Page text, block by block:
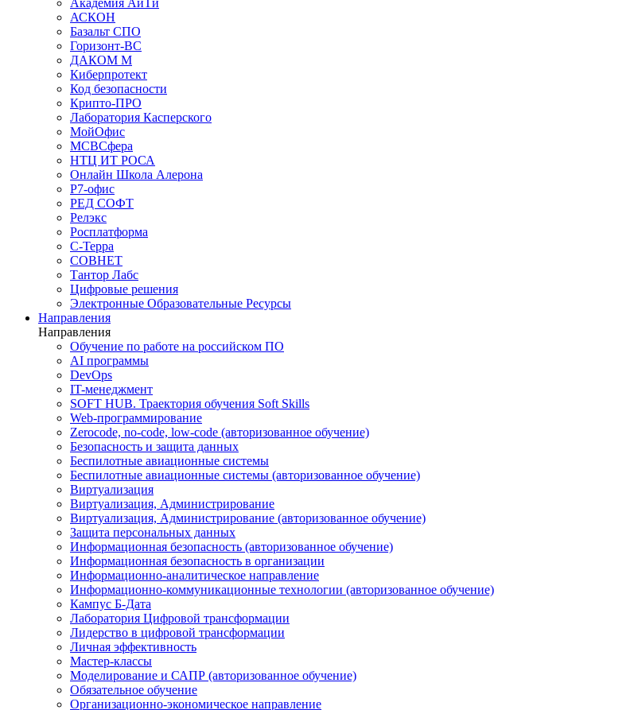
Академия АйТи
АСКОН
Базальт СПО
Горизонт-ВС
ДАКОМ М
Киберпротект
Код безопасности
Крипто-ПРО
Лаборатория Касперского
МойОфис
МСВСфера
НТЦ ИТ РОСА
Онлайн Школа Алерона
Р7-офис
РЕД СОФТ
Релэкс
Росплатформа
С-Терра
СОВНЕТ
Тантор Лабс
Цифровые решения
Электронные Образовательные Ресурсы
Направления
Направления
Обучение по работе на российском ПО
AI программы
DevOps
IT-менеджмент
SOFT HUB. Траектория обучения Soft Skills
Web-программирование
Zerocode, no-code, low-code (авторизованное обучение)
Безопасность и защита данных
Беспилотные авиационные системы
Беспилотные авиационные системы (авторизованное обучение)
Виртуализация
Виртуализация, Администрирование
Виртуализация, Администрирование (авторизованное обучение)
Защита персональных данных
Информационная безопасность (авторизованное обучение)
Информационная безопасность в организации
Информационно-аналитическое направление
Информационно-коммуникационные технологии (авторизованное обучение)
Кампус Б-Дата
Лаборатория Цифровой трансформации
Лидерство в цифровой трансформации
Личная эффективность
Мастер-классы
Моделирование и САПР (авторизованное обучение)
Обязательное обучение
Организационно-экономическое направление